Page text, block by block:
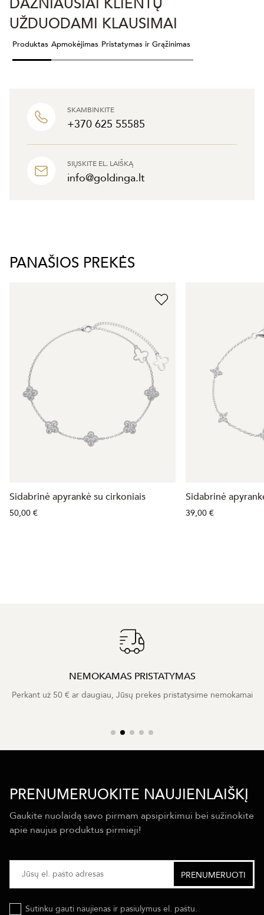
SKAMBINKITE
+370 625 55585
SIŲSKITE EL. LAIŠKĄ
info@goldinga.lt
DAŽNIAUSIAI KLIENTŲ
UŽDUODAMI KLAUSIMAI
Produktas Apmokėjimas Pristatymas ir Grąžinimas
PANAŠIOS PREKĖS
Sidabrinė apyrankė su cirkoniais
50,00 €
Sidabrinė
39,00 €
NEMOKAMAS PRISTATYMAS
Perkant už 50 € ar daugiau, Jūsų prekes pristatysime nemokamai
PRENUMERUOKITE NAUJIENLAIŠKĮ
Gaukite nuolaidą savo pirmam apsipirkimui bei sužinokite
apie naujus produktus pirmieji!
Sutinku gauti naujienas ir pasiulymus el. paštu.